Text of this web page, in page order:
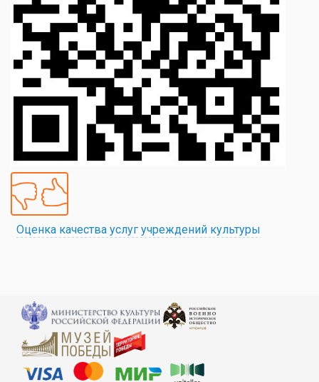
Оценка качества услуг учреждений культуры